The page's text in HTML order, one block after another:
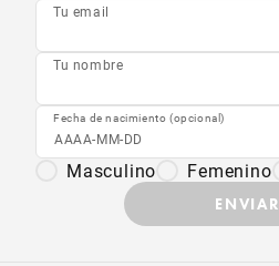
Tu email
Tu nombre
Fecha de nacimiento (opcional)
Masculino Femenino
ENVIAR